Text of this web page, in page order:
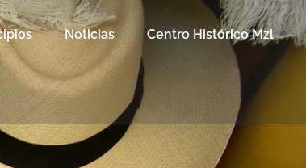
Noticias Centro Histórico Mzl